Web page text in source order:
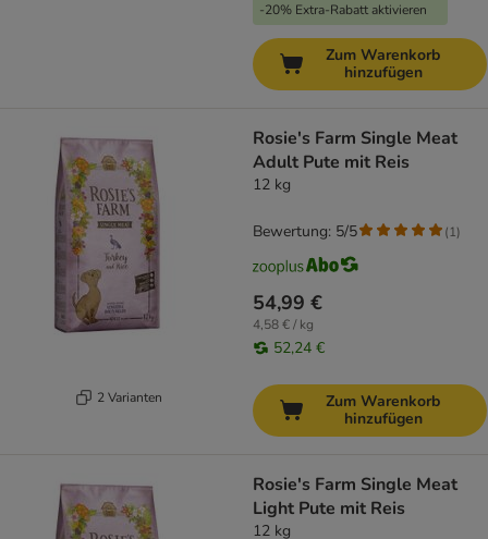
-20% Extra-Rabatt aktivieren
Zum Warenkorb
hinzufügen
2 Varianten
Rosie's Farm Single Meat
Adult Pute mit Reis
12 kg
54,99 €
4,58 € / kg
52,24 €
Bewertung: 5/5 (1)
Zum Warenkorb
hinzufügen
Rosie's Farm Single Meat
Light Pute mit Reis
12 kg